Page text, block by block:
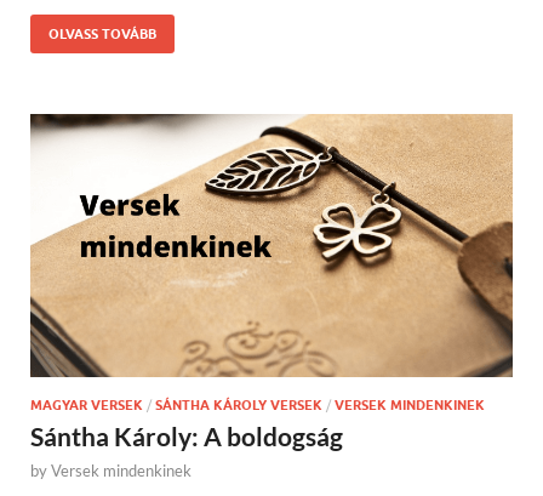
OLVASS TOVÁBB
MAGYAR VERSEK / SÁNTHA KÁROLY VERSEK / VERSEK MINDENKINEK
Sántha Károly: A boldogság
byVersek mindenkinek